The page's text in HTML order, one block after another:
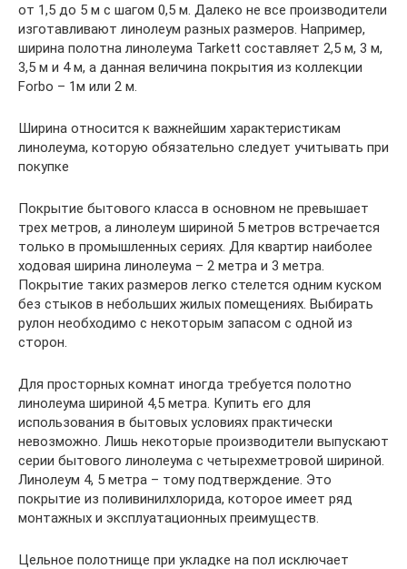
от 1,5 до 5 м с шагом 0,5 м. Далеко не все производители
изготавливают линолеум разных размеров. Например,
ширина полотна линолеума Tarkett составляет 2,5 м, 3 м,
3,5 м и 4 м, а данная величина покрытия из коллекции
Forbo – 1м или 2 м.
Ширина относится к важнейшим характеристикам
линолеума, которую обязательно следует учитывать при
покупке
Покрытие бытового класса в основном не превышает
трех метров, а линолеум шириной 5 метров встречается
только в промышленных сериях. Для квартир наиболее
ходовая ширина линолеума – 2 метра и 3 метра.
Покрытие таких размеров легко стелется одним куском
без стыков в небольших жилых помещениях. Выбирать
рулон необходимо с некоторым запасом с одной из
сторон.
Для просторных комнат иногда требуется полотно
линолеума шириной 4,5 метра. Купить его для
использования в бытовых условиях практически
невозможно. Лишь некоторые производители выпускают
серии бытового линолеума с четырехметровой шириной.
Линолеум 4, 5 метра – тому подтверждение. Это
покрытие из поливинилхлорида, которое имеет ряд
монтажных и эксплуатационных преимуществ.
Цельное полотнище при укладке на пол исключает